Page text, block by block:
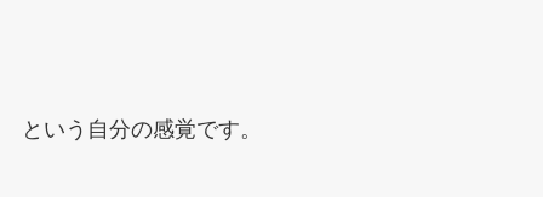
という自分の感覚です。